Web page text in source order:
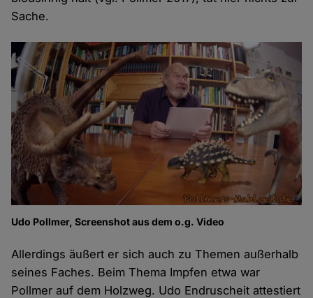
Sache.
Udo Pollmer, Screenshot aus dem o.g. Video
Allerdings äußert er sich auch zu Themen außerhalb
seines Faches. Beim Thema Impfen etwa war
Pollmer auf dem Holzweg. Udo Endruscheit attestiert